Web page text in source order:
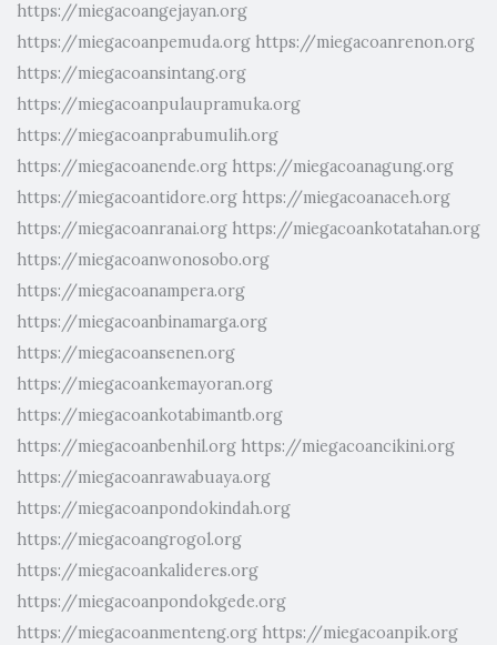
https://miegacoangejayan.org
https://miegacoanpemuda.org https://miegacoanrenon.org
https://miegacoansintang.org
https://miegacoanpulaupramuka.org
https://miegacoanprabumulih.org
https://miegacoanende.org https://miegacoanagung.org
https://miegacoantidore.org https://miegacoanaceh.org
https://miegacoanranai.org https://miegacoankotatahan.org
https://miegacoanwonosobo.org
https://miegacoanampera.org
https://miegacoanbinamarga.org
https://miegacoansenen.org
https://miegacoankemayoran.org
https://miegacoankotabimantb.org
https://miegacoanbenhil.org https://miegacoancikini.org
https://miegacoanrawabuaya.org
https://miegacoanpondokindah.org
https://miegacoangrogol.org
https://miegacoankalideres.org
https://miegacoanpondokgede.org
https://miegacoanmenteng.org https://miegacoanpik.org